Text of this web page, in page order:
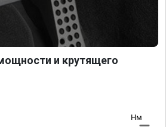
и крутящего
Нм